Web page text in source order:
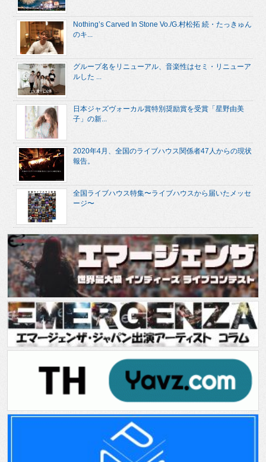
Nothing’s Carved In Stone Vo./G.村松拓 続・たっきゅん
のキ...
グループ名をリニューアル、音楽性はセミ・リニューア
ルした ...
日本ジャズヴォーカル賞特別奨励賞を受賞「星野由美
子」の新...
2020年4月、全国のライブハウス関係者47人からの現状
報告。
全国ライブハウス特集〜ライブハウスから届いたメッセ
ージ〜